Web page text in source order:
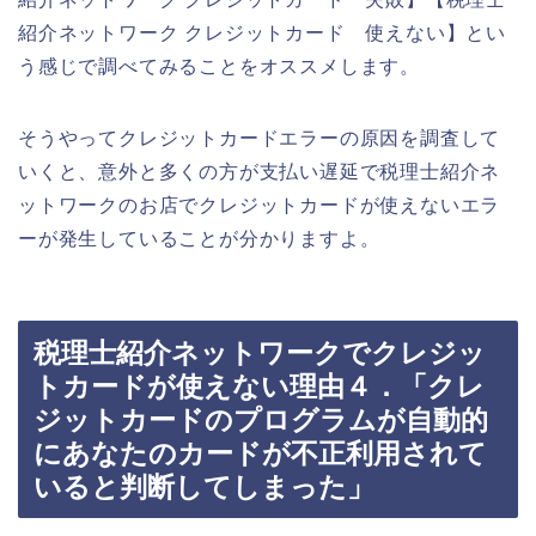
紹介ネットワーク クレジットカード 使えない】とい
う感じで調べてみることをオススメします。
そうやってクレジットカードエラーの原因を調査して
いくと、意外と多くの方が支払い遅延で税理士紹介ネ
ットワークのお店でクレジットカードが使えないエラ
ーが発生していることが分かりますよ。
税理士紹介ネットワークでクレジッ
トカードが使えない理由４．「クレ
ジットカードのプログラムが自動的
にあなたのカードが不正利用されて
いると判断してしまった」